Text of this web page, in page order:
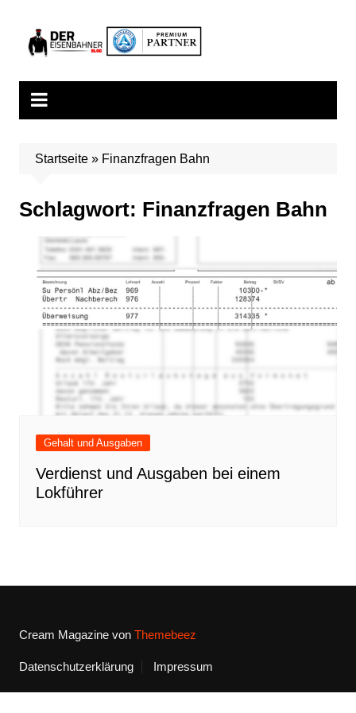
springen
Startseite» Finanzfragen Bahn
Schlagwort: Finanzfragen Bahn
Gehalt und Ausgaben
Verdienst und Ausgaben bei einem
Lokführer
Cream Magazine von Themebeez
Datenschutzerklärung Impressum